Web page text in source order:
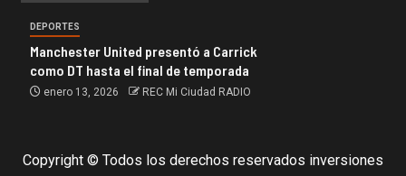
DEPORTES
Manchester United presentó a Carrick
como DT hasta el final de temporada
enero 13, 2026 REC Mi Ciudad RADIO
Copyright © Todos los derechos reservados inversiones